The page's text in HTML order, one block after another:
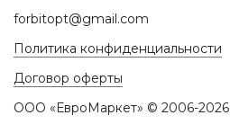
forbitopt@gmail.com
Политика конфиденциальности
Договор оферты
ООО «ЕвроМаркет» © 2006-2026